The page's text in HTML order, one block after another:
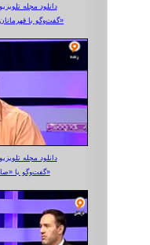
دانلود مجله
گفت‌وگو با قهرمانان «دوی کوهستان»
دانلود مجله
گفت‌وگو با «صادق آقاجانی»